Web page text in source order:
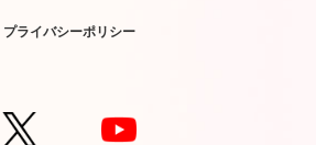
プライバシーポリシー